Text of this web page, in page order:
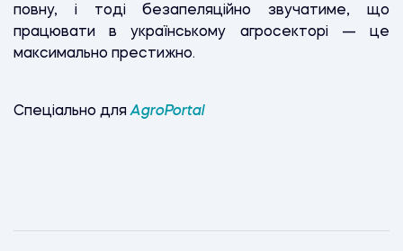
повну, і тоді безапеляційно звучатиме, що
працювати в українському агросекторі — це
максимально престижно.
Спеціально дляAgroPortal